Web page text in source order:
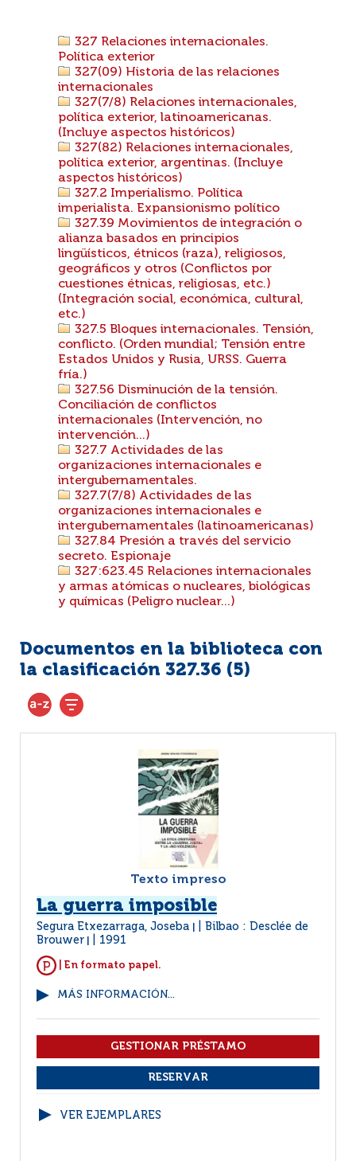
327 Relaciones internacionales.
Política exterior
327(09) Historia de las relaciones
internacionales
327(7/8) Relaciones internacionales,
política exterior, latinoamericanas.
(Incluye aspectos históricos)
327(82) Relaciones internacionales,
política exterior, argentinas. (Incluye
aspectos históricos)
327.2 Imperialismo. Política
imperialista. Expansionismo político
327.39 Movimientos de integración o
alianza basados en principios
lingüísticos, étnicos (raza), religiosos,
geográficos y otros (Conflictos por
cuestiones étnicas, religiosas, etc.)
(Integración social, económica, cultural,
etc.)
327.5 Bloques internacionales. Tensión,
conflicto. (Orden mundial; Tensión entre
Estados Unidos y Rusia, URSS. Guerra
fría.)
327.56 Disminución de la tensión.
Conciliación de conflictos
internacionales (Intervención, no
intervención...)
327.7 Actividades de las
organizaciones internacionales e
intergubernamentales.
327.7(7/8) Actividades de las
organizaciones internacionales e
intergubernamentales (latinoamericanas)
327.84 Presión a través del servicio
secreto. Espionaje
327:623.45 Relaciones internacionales
y armas atómicas o nucleares, biológicas
y químicas (Peligro nuclear...)
Documentos en la biblioteca con
la clasificación 327.36 (5)
Texto impreso
La guerra imposible
Segura Etxezarraga, Joseba
Bilbao : Desclée de
Brouwer
1991
| En formato papel.
MÁS INFORMACIÓN...
VER EJEMPLARES